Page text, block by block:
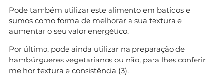
Pode também utilizar este alimento em batidos e
sumos como forma de melhorar a sua textura e
aumentar o seu valor energético.
Por último, pode ainda utilizar na preparação de
hambúrgueres vegetarianos ou não, para lhes conferir
melhor textura e consistência (3).